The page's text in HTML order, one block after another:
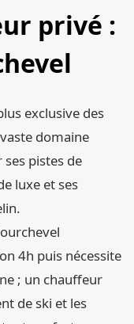
privé :
exclusive des
domaine
pistes de
luxe et ses
4h puis nécessite
; un chauffeur
de ski et les